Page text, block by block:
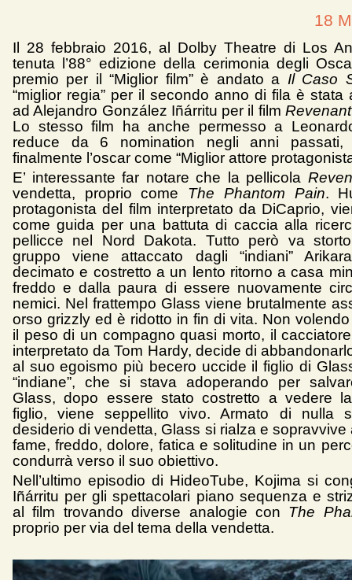
18
Il 28 febbraio 2016, al Dolby Theatre di Los
tenuta l’88° edizione della cerimonia degli
premio per il “Miglior film” è andato a Il Caso
“miglior regia” per il secondo anno di fila è stata
ad Alejandro González Iñárritu per il film
Lo stesso film ha anche permesso a
reduce da 6 nomination negli anni passati,
finalmente l’oscar come “Miglior attore
E’ interessante far notare che la pellicola
vendetta, proprio come The Phantom Pain.
protagonista del film interpretato da DiCaprio,
come guida per una battuta di caccia alla
pellicce nel Nord Dakota. Tutto però va
gruppo viene attaccato dagli “indiani”
decimato e costretto a un lento ritorno a casa
freddo e dalla paura di essere nuovamente
nemici. Nel frattempo Glass viene brutalmente
orso grizzly ed è ridotto in fin di vita. Non
il peso di un compagno quasi morto, il
interpretato da Tom Hardy, decide di
al suo egoismo più becero uccide il figlio di
“indiane”, che si stava adoperando per
Glass, dopo essere stato costretto a vedere
figlio, viene seppellito vivo. Armato di nulla
desiderio di vendetta, Glass si rialza e sopravvive
fame, freddo, dolore, fatica e solitudine in un
condurrà verso il suo obiettivo.
Nell’ultimo episodio di HideoTube, Kojima si
Iñárritu per gli spettacolari piano sequenza e
al film trovando diverse analogie con The
proprio per via del tema della vendetta.